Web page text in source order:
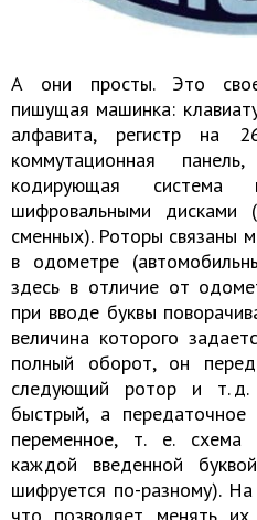
А они просты. Это
пишущая машинка:
алфавита, регистр на
коммутационная
кодирующая
шифровальными
сменных). Роторы связаны
в одометре
здесь в отличие от
при вводе буквы
величина которого
полный оборот, он
следующий ротор и т.
быстрый, а
переменное, т. е. схема
каждой введенной
шифруется по-разному).
что позволяет менять их